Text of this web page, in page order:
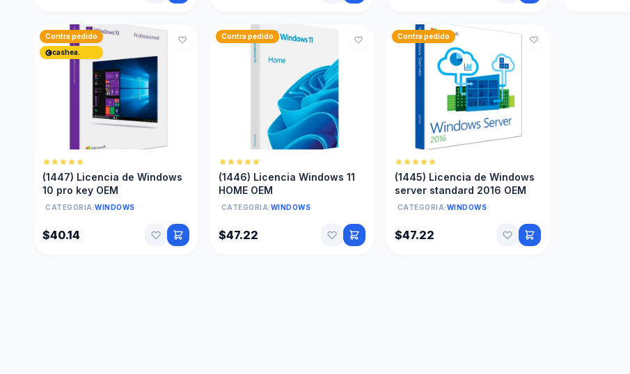
Contra pedido
cashea.
(1447) Licencia de Windows
10 pro key OEM
CATEGORIA:WINDOWS
$40.14
Contra pedido
(1446) Licencia Windows 11
HOME OEM
CATEGORIA:WINDOWS
$47.22
Contra pedido
(1445) Licencia de Windows
server standard 2016 OEM
CATEGORIA:WINDOWS
$47.22